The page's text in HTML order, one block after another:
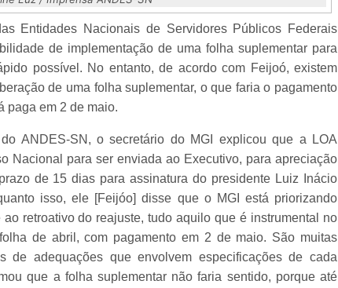
Entidades Nacionais de Servidores Públicos Federais
de implementação de uma folha suplementar para
possível. No entanto, de acordo com Feijoó, existem
de uma folha suplementar, o que faria o pagamento
paga em 2 de maio.
ANDES-SN, o secretário do MGI explicou que a LOA
Nacional para ser enviada ao Executivo, para apreciação
de 15 dias para assinatura do presidente Luiz Inácio
isso, ele [Feijóo] disse que o MGI está priorizando
retroativo do reajuste, tudo aquilo que é instrumental no
de abril, com pagamento em 2 de maio. São muitas
de adequações que envolvem especificações de cada
que a folha suplementar não faria sentido, porque até